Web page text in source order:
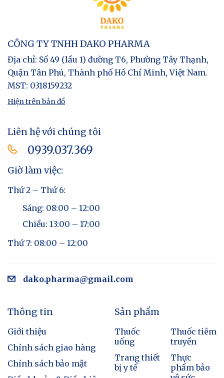
CÔNG TY TNHH DAKO PHARMA
Địa chỉ: Số 49 (lầu 1) đường T6, Phường Tây Thạnh,
Quận Tân Phú, Thành phố Hồ Chí Minh, Việt Nam.
MST: 0318159232
Hiện trên bản đồ
Liên hệ với chúng tôi
0939.037.369​
Giờ làm việc:
Thứ 2 – Thứ 6:
Sáng: 08:00 – 12:00
Chiều: 13:00 – 17:00
Thứ 7: 08:00 – 12:00
dako.pharma@gmail.com
Thông tin
Giới thiệu
Chính sách giao hàng
Chính sách bảo mật
Sản phẩm
Thuốc
uống
Thuốc tiêm
truyền
Trang thiết
bị y tế
Thực
phẩm bảo